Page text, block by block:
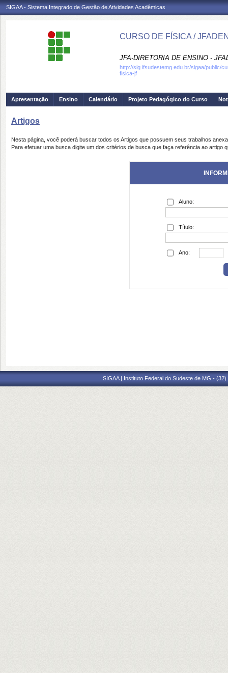
SIGAA - Sistema Integrado de Gestão de Atividades Acadêmicas
CURSO DE FÍSICA /
JFA-DIRETORIA DE ENSINO -
http://sig.ifsudestemg.edu.br/sigaa/public/
fisica-jf
Apresentação Ensino Calendário Projeto Pedagógico do Curso
Artigos
Nesta página, você poderá buscar todos os Artigos que possuem seus trabalhos
Para efetuar uma busca digite um dos critérios de busca que faça referência ao artigo
Aluno:
Título:
Ano:
SIGAA | Instituto Federal do Sudeste de MG -